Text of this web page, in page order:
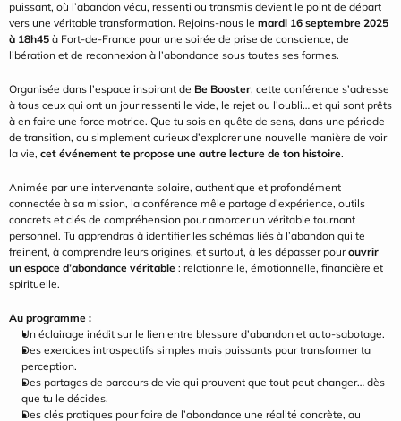
puissant, où l’abandon vécu, ressenti ou transmis devient le point de départ
vers une véritable transformation. Rejoins-nous le mardi 16 septembre 2025
à 18h45 à Fort-de-France pour une soirée de prise de conscience, de
libération et de reconnexion à l’abondance sous toutes ses formes.
Organisée dans l’espace inspirant de Be Booster, cette conférence s’adresse
à tous ceux qui ont un jour ressenti le vide, le rejet ou l’oubli… et qui sont prêts
à en faire une force motrice. Que tu sois en quête de sens, dans une période
de transition, ou simplement curieux d’explorer une nouvelle manière de voir
la vie, cet événement te propose une autre lecture de ton histoire.
Animée par une intervenante solaire, authentique et profondément
connectée à sa mission, la conférence mêle partage d’expérience, outils
concrets et clés de compréhension pour amorcer un véritable tournant
personnel. Tu apprendras à identifier les schémas liés à l’abandon qui te
freinent, à comprendre leurs origines, et surtout, à les dépasser pour ouvrir
un espace d’abondance véritable : relationnelle, émotionnelle, financière et
spirituelle.
Au programme :
Un éclairage inédit sur le lien entre blessure d’abandon et auto-sabotage.
Des exercices introspectifs simples mais puissants pour transformer ta
perception.
Des partages de parcours de vie qui prouvent que tout peut changer… dès
que tu le décides.
Des clés pratiques pour faire de l’abondance une réalité concrète, au